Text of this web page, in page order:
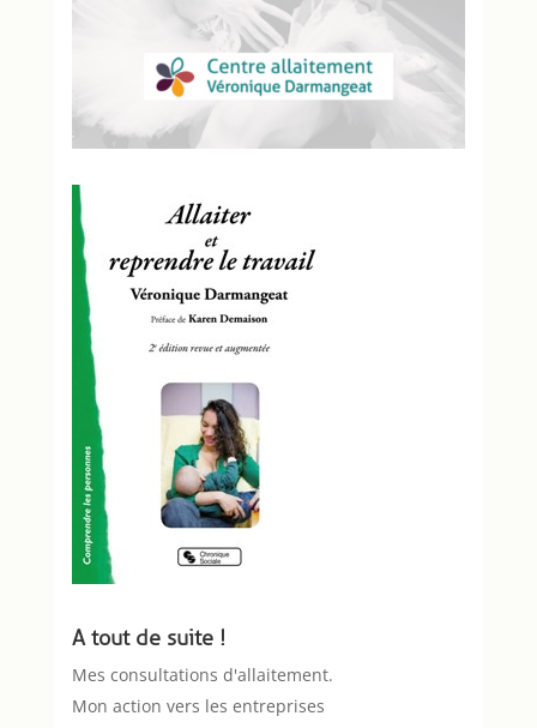
A tout de suite !
Mes consultations d'allaitement.
Mon action vers les entreprises